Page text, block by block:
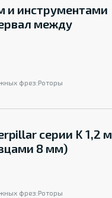
и инструментами
между
фрез:Роторы
серии K 1,2 м
8 мм)
фрез:Роторы